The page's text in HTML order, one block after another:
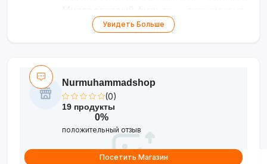
Функция воздуходувки
Увидеть Больше
Nurmuhammadshop
(0)
19 продукты
0%
положительный отзыв
Посетить Магазин